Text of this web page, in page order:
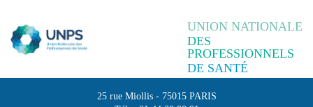
UNION NATIONALE
DES
PROFESSIONNELS
DE SANTÉ
25 rue Miollis- 75015 PARIS